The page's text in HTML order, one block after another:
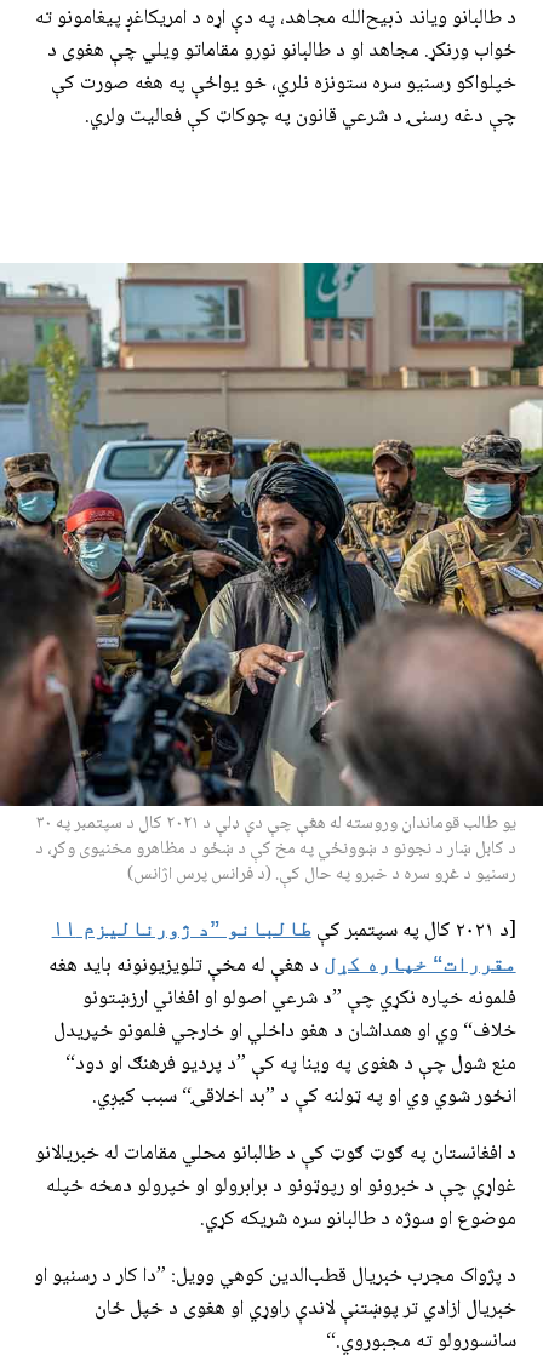
د طالبانو ویاند ذبیح‌الله مجاهد، په دې اړه د امریکاغږ پیغامونو ته
ځواب ورنکړ. مجاهد او د طالبانو نورو مقاماتو ویلي چې هغوی د
خپلواکو رسنیو سره ستونزه نلري، خو یواځې په هغه صورت کې
چې دغه رسنۍ د شرعي قانون په چوکاټ کې فعالیت ولري.
یو طالب قوماندان وروسته له هغې چې دې ډلې د ۲۰۲۱ کال د سپتمبر په ۳۰
د کابل ښار د نجونو د ښوونځي په مخ کې د ښځو د مظاهرو مخنیوی وکړ، د
رسنیو د غړو سره د خبرو په حال کې. (د فرانس پرس اژانس)
[د ۲۰۲۱ کال په سپتمبر کې
طالبانو ”د ژورنالیزم ۱۱
مقررات“ خپاره کړل د هغې له مخې تلویزیونونه باید هغه
فلمونه خپاره نکړي چې ”د شرعي اصولو او افغاني ارزښتونو
خلاف“ وي او همداشان د هغو داخلي او خارجي فلمونو خپریدل
منع شول چې د هغوی په وینا په کې ”د پردیو فرهنګ او دود“
انځور شوي وي او په ټولنه کې د ”بد اخلاقۍ“ سبب کیږي.
د افغانستان په ګوټ ګوټ کې د طالبانو محلي مقامات له خبریالانو
غواړي چې د خبرونو او رپوټونو د برابرولو او خپرولو دمخه خپله
موضوع او سوژه د طالبانو سره شریکه کړي.
د پژواک مجرب خبریال قطب‌الدین کوهي وویل: ”دا کار د رسنیو او
خبریال ازادي تر پوښتنې لاندې راوړي او هغوی د خپل ځان
سانسورولو ته مجبوروي.“